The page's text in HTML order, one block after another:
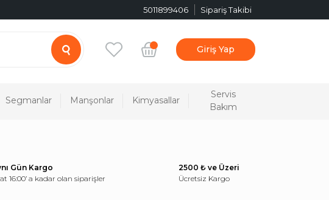
5011899406 Sipariş Takibi
Giriş Yap
Segmanlar Manşonlar Kimyasallar
Servis
Bakım
Gün Kargo
16:00’ a kadar olan siparişler
2500 ₺ ve Üzeri
Ücretsiz Kargo